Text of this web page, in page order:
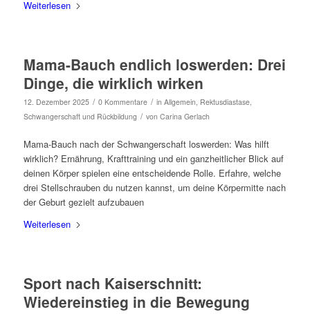
Weiterlesen
Mama-Bauch endlich loswerden: Drei
Dinge, die wirklich wirken
12. Dezember 2025 / 0 Kommentare / in Allgemein, Rektusdiastase,
Schwangerschaft und Rückbildung / von Carina Gerlach
Mama-Bauch nach der Schwangerschaft loswerden: Was hilft
wirklich? Ernährung, Krafttraining und ein ganzheitlicher Blick auf
deinen Körper spielen eine entscheidende Rolle. Erfahre, welche
drei Stellschrauben du nutzen kannst, um deine Körpermitte nach
der Geburt gezielt aufzubauen
Weiterlesen
Sport nach Kaiserschnitt:
Wiedereinstieg in die Bewegung